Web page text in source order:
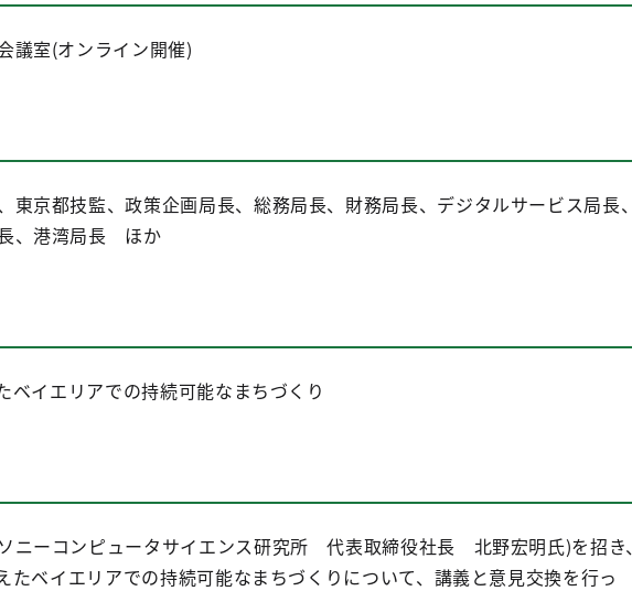
議室(オンライン開催)
東京都技監、政策企画局長、総務局長、財務局長、デジタルサービス局長、
、港湾局長 ほか
ベイエリアでの持続可能なまちづくり
ニーコンピュータサイエンス研究所 代表取締役社長 北野宏明氏)を招き、
たベイエリアでの持続可能なまちづくりについて、講義と意見交換を行っ